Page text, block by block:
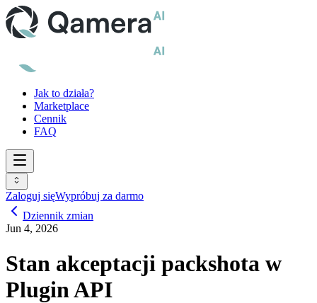
Jak to działa?
Marketplace
Cennik
FAQ
Zaloguj sięWypróbuj za darmo
Dziennik zmian
Jun 4, 2026
Stan akceptacji packshota w
Plugin API